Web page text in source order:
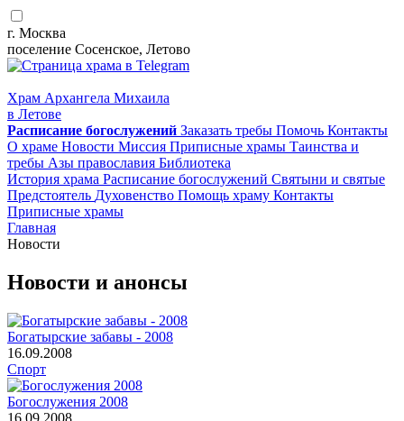
г. Москва
поселение Сосенское, Летово
Храм Архангела Михаила
в Летове
Расписание богослужений Заказать требы Помочь Контакты
О храме Новости Миссия Приписные храмы Таинства и
требы Азы православия Библиотека
История храма Расписание богослужений Святыни и святые
Предстоятель Духовенство Помощь храму Контакты
Приписные храмы
Главная
Новости
Новости и анонсы
Богатырские забавы - 2008
16.09.2008
Спорт
Богослужения 2008
16.09.2008